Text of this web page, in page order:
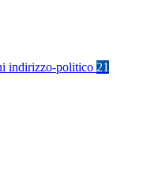
indirizzo-politico 21